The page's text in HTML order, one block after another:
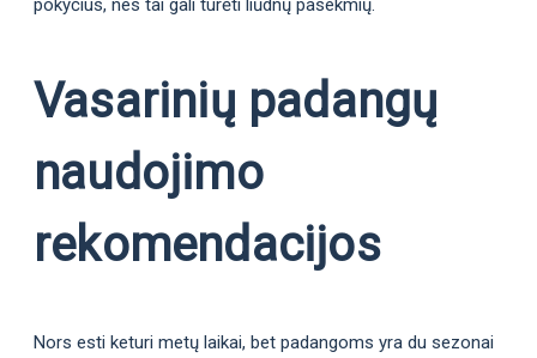
Vasarinių padangų
naudojimo
rekomendacijos
Nors esti keturi metų laikai, bet padangoms yra du sezonai